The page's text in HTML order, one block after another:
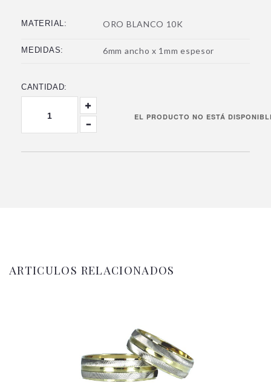
MATERIAL: ORO BLANCO 10K
MEDIDAS: 6mm ancho x 1mm espesor
CANTIDAD:
ARTICULOS RELACIONADOS